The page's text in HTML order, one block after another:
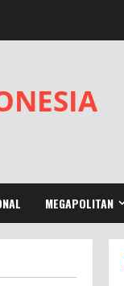
MEGAPOLITAN